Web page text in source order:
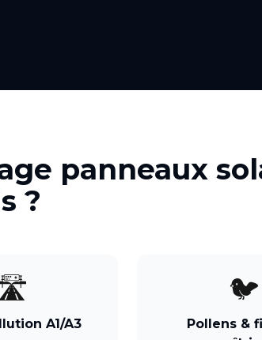
panneaux
?
A1/A3
🐦
Pollens &